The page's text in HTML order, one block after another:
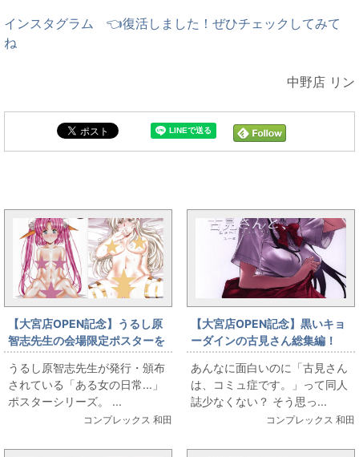
インスタグラム 👈復活しました！ぜひチェックしてみて
ね
中野店 リン
【大宮店OPEN記念】うるし原
智志先生の会場限定ポスターを
お出しします
うるし原智志先生が発行・頒布
されている「ある女の日常...」
ポスターシリーズ。 ...
コンプレックス 和田
【大宮店OPEN記念】黒いキョ
ーダインの古見さん総集編！
あんなに面白いのに「古見さん
は、コミュ症です。」って同人
誌少なくない？ そう思っ...
コンプレックス 和田